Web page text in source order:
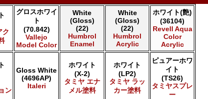
くします。
ク
グロスホワイ
ト
(70.842)
Vallejo
Model Color
White
(Gloss)
(22)
Humbrol
Enamel
White
(Gloss)
(22)
Humbrol
Acrylic
ホワイト(艶)
(36104)
Revell Aqua
Color
Acrylic
ン
Gloss White
(4696AP)
Italeri
ホワイト
(X-2)
タミヤ エナ
メル塗料
ホワイト
(LP2)
タミヤ ラッ
カー塗料
ピュアーホワ
イト
(TS26)
タミヤスプレ
ー